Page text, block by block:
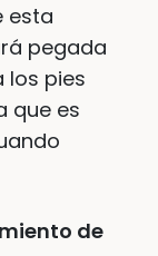
esta
pegada
los pies
que es
de